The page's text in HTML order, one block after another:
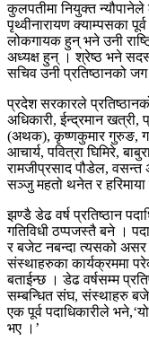
कुलपतीमा नियुक्त न्यौपानेले
पृथ्वीनारायण क्याम्पसका
लोकगायक हुन् भने उनी
अध्यक्ष हुन् । श्रेष्ठ भने
सचिव उनी प्रतिष्ठानको
प्रदेश सरकारले
अधिकारी, ईन्द्रमान खत्री,
(अथक), कृष्णकुमार गुरुङ,
आचार्य, पवित्रा घिमिरे,
रामजीप्रसाद पौडेल, वसन्त
सञ्जु महतो थनेत र
झण्डै डेढ वर्ष प्रतिष्ठान
गतिविधी ठप्पजस्तै बने ।
र बजेट नबन्दा त्यसको
संस्थाहरुका कार्यक्रममा
बताईन्छ । डेढ वर्षसम्म
सम्बन्धित संघ, संस्थाहरु
एक पूर्व पदाधिकारीले
भए ।’